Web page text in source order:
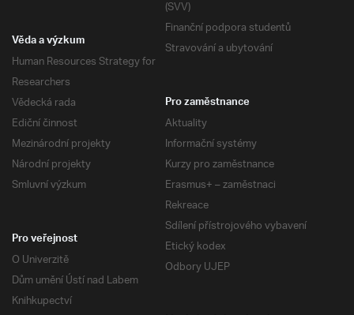
(SVV)
Finanční podpora studentů
Stravování a ubytování
Věda a výzkum
Human Resources Strategy for
Researchers
Vědecká rada
Ediční činnost
Mezinárodní projekty
Národní projekty
Smluvní výzkum
Pro zaměstnance
Aktuality
Informační systémy
Kurzy pro zaměstnance
Erasmus+ – zaměstnaci
Rekreace
Sdílení přístrojového vybavení
Etický kodex
Odbory UJEP
Pro veřejnost
O Univerzitě
Dům umění Ústí nad Labem
Knihkupectví